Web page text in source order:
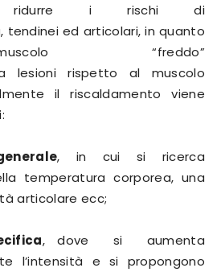
ridurre i rischi di
tendinei ed articolari, in quanto
“freddo”
rispetto al muscolo
il riscaldamento viene
, in cui si ricerca
temperatura corporea, una
articolare ecc;
, dove si aumenta
l’intensità e si propongono